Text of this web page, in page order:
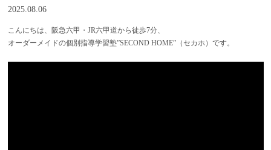
2025.08.06
こんにちは、阪急六甲・JR六甲道から徒歩7分、
オーダーメイドの個別指導学習塾”SECOND HOME”（セカホ）です。